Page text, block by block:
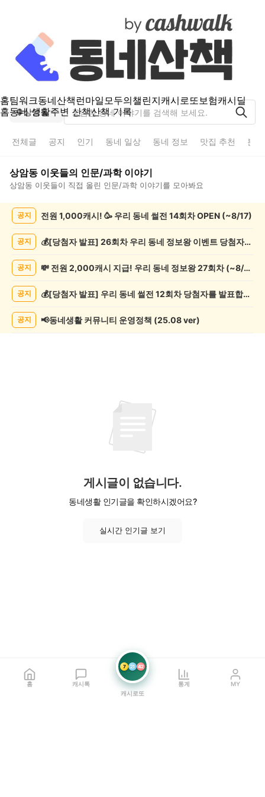
홈팀워크동네산책런마일모두의챌린지캐시로또보험캐시딜
홈동네 생활주변 산책산책 기록
상암동
전체글 공지 인기 동네 일상 동네 정보 맛집 추천 분
상암동 이웃들의 인문/과학이야기
상암동 이웃들이 직접 올린 인문/과학 이야기를 모아봐요
록
공지 전원 1,000캐시! 🥳 우리 동네 썰전 14회차 OPEN (~8/17)
공지 💰[당첨자 발표] 26회차 우리 동네 정보왕 이벤트 당첨자를 발표합니다!
공지 💸 전원 2,000캐시 지급! 우리 동네 정보왕 27회차 (~8/10)
공지 💰[당첨자 발표] 우리 동네 썰전 12회차 당첨자를 발표합니다!
공지 📢동네생활 커뮤니티 운영정책 (25.08 ver)
게시글이 없습니다.
동네생활 인기글을 확인하시겠어요?
실시간 인기글 보기
홈 캐시톡
7 21 42
캐시로또
통계 MY